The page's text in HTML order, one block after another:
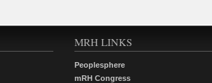
MRH LINKS
Peoplesphere
mRH Congress